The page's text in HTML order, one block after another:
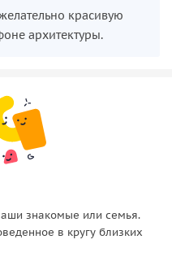
красивую
архитектуры.
знакомые или семья.
в кругу близких